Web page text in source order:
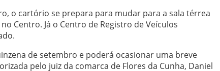
o cartório se prepara para mudar para a sala térrea
Centro. Já o Centro de Registro de Veículos
de setembro e poderá ocasionar uma breve
pelo juiz da comarca de Flores da Cunha, Daniel